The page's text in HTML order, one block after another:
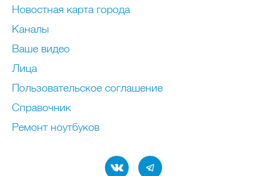
Новостная карта города
Каналы
Ваше видео
Лица
Пользовательское соглашение
Справочник
Ремонт нoутбуков